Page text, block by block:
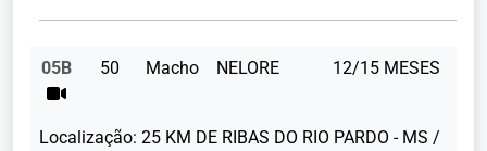
05B 50 Macho NELORE 12/15 MESES
Localização: 25 KM DE RIBAS DO RIO PARDO - MS /